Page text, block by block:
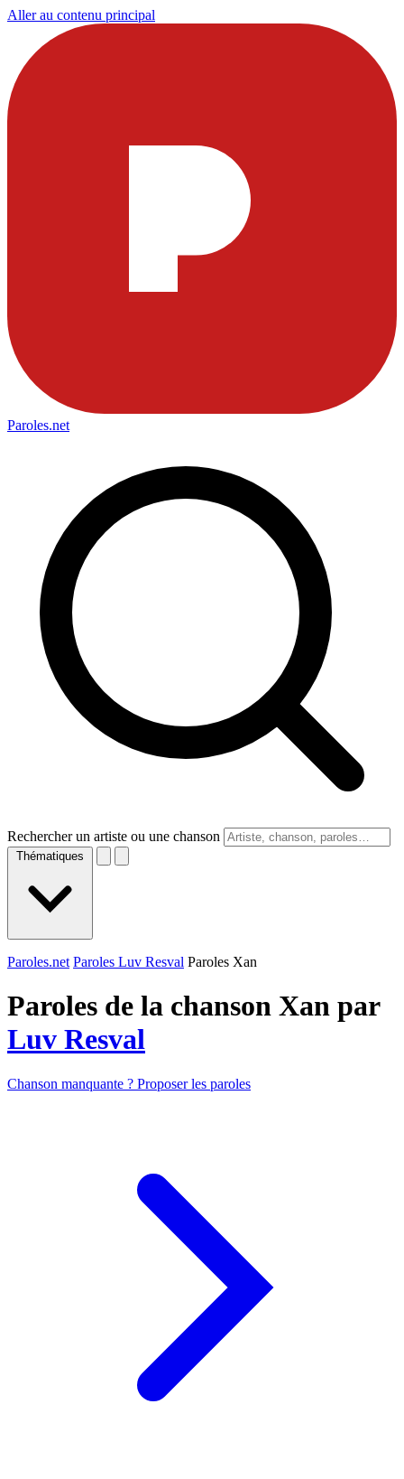
Aller au contenu principal
Paroles.net
Rechercher un artiste ou une chanson
Thématiques
Paroles.net Paroles Luv Resval Paroles Xan
Paroles de la chanson Xan par
Luv Resval
Chanson manquante ? Proposer les paroles